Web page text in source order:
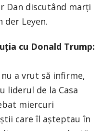
Dan discutând marți
der Leyen.
cu Donald Trump:
a vrut să infirme,
liderul de la Casa
miercuri
care îl așteptau în